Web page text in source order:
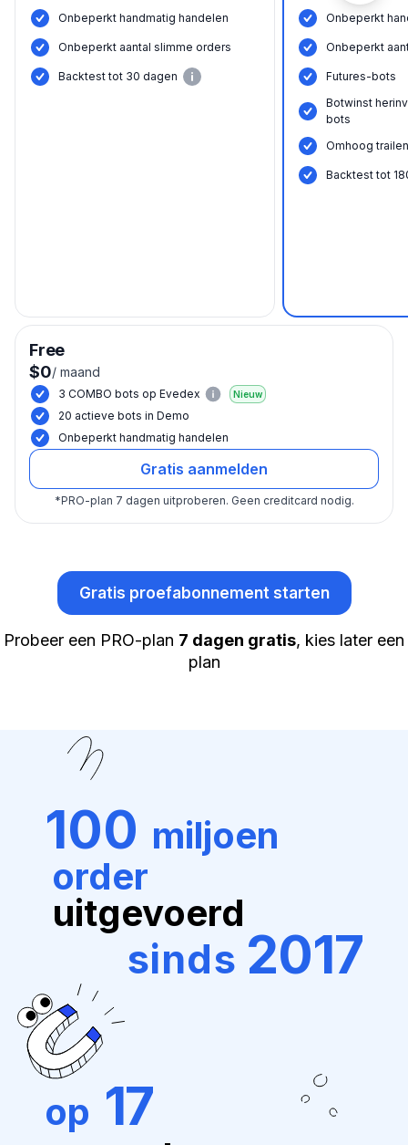
Onbeperkt handmatig handelen
Onbeperkt aantal slimme orders
Backtest tot 30 dagen
Onbeperkt
Onbeperkt
Futures-bots
Botwinst
bots
Omhoog
Backtest tot
Free
$0/ maand
3 COMBO bots op Evedex Nieuw
20 actieve bots in Demo
Onbeperkt handmatig handelen
Gratis aanmelden
*PRO-plan 7 dagen uitproberen. Geen creditcard nodig.
Gratis proefabonnement starten
Probeer een PRO-plan 7 dagen gratis, kies later een
plan
100 miljoen
order
uitgevoerd
sinds 2017
op 17